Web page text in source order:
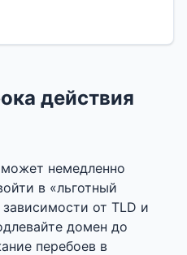
действия
немедленно
в «льготный
от TLD и
домен до
перебоев в